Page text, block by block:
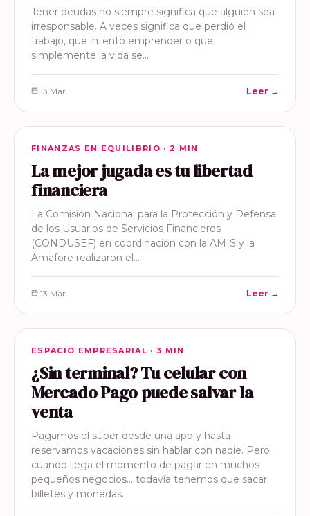
Tener deudas no siempre significa que alguien sea
irresponsable. A veces significa que perdió el
trabajo, que intentó emprender o que
simplemente la vida se…
13 Mar Leer →
FINANZAS EN EQUILIBRIO
FINANZAS EN EQUILIBRIO · 2 MIN
La mejor jugada es tu libertad
financiera
La Comisión Nacional para la Protección y Defensa
de los Usuarios de Servicios Financieros
(CONDUSEF) en coordinación con la AMIS y la
Amafore realizaron el…
13 Mar Leer →
ESPACIO EMPRESARIAL
ESPACIO EMPRESARIAL · 3 MIN
¿Sin terminal? Tu celular con
Mercado Pago puede salvar la
venta
Pagamos el súper desde una app y hasta
reservamos vacaciones sin hablar con nadie. Pero
cuando llega el momento de pagar en muchos
pequeños negocios… todavía tenemos que sacar
billetes y monedas.